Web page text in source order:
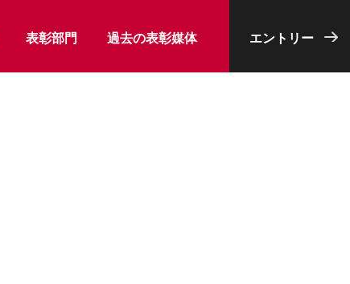
表彰部門 過去の表彰媒体 エントリー